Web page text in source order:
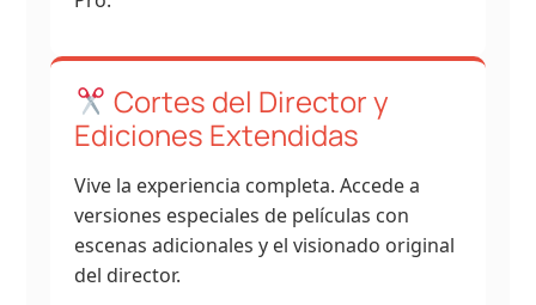
Cortes del Director y
Ediciones Extendidas
Vive la experiencia completa. Accede a
versiones especiales de películas con
escenas adicionales y el visionado original
del director.